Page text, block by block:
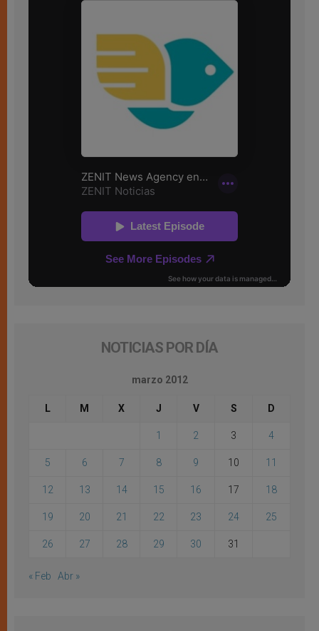
NOTICIAS POR DÍA
marzo 2012
L M X J V S D
1 2 3 4
5 6 7 8 9 10 11
12 13 14 15 16 17 18
19 20 21 22 23 24 25
26 27 28 29 30 31
« Feb Abr »